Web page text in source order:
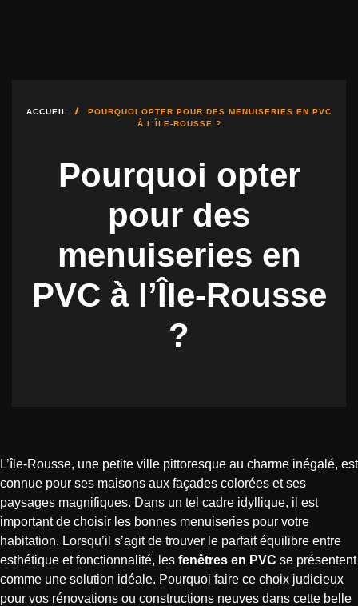
ACCUEIL
POURQUOI OPTER POUR DES MENUISERIES EN PVC
À L’ÎLE-ROUSSE ?
Pourquoi opter
pour des
menuiseries en
PVC à l’Île-Rousse
?
L’île-Rousse, une petite ville pittoresque au charme inégalé, est
connue pour ses maisons aux façades colorées et ses
paysages magnifiques. Dans un tel cadre idyllique, il est
important de choisir les bonnes menuiseries pour votre
habitation. Lorsqu’il s’agit de trouver le parfait équilibre entre
esthétique et fonctionnalité, les fenêtres en PVC se présentent
comme une solution idéale. Pourquoi faire ce choix judicieux
pour vos rénovations ou constructions neuves dans cette belle